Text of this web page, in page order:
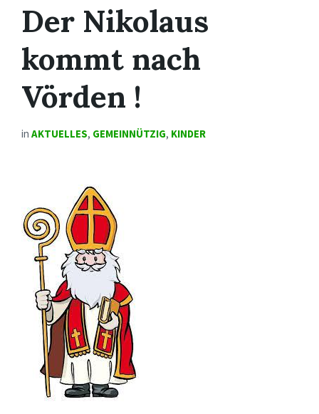
Der Nikolaus
kommt nach
Vörden !
in AKTUELLES, GEMEINNÜTZIG, KINDER